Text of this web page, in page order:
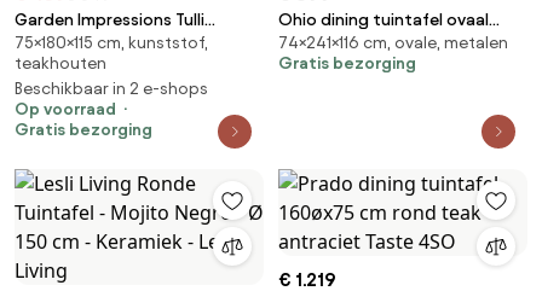
Garden Impressions Tulli
tuintafel 180x115 cm - light teak
look
75×180×115 cm, kunststof,
teakhouten
Beschikbaar in 2 e-shops
Op voorraad
Gratis bezorging
Ohio dining tuintafel ovaal
241x116xH74cm aluminium
antraciet
74×241×116 cm, ovale, metalen
Gratis bezorging
€ 1.219